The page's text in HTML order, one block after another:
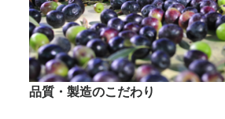
品質・製造のこだわり